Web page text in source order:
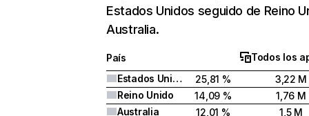
Estados Unidos seguido de Reino
Australia.
País
Todos los
Estados Unidos
25,81 %
3,22 M
Reino Unido
14,09 %
1,76 M
Australia
12,01 %
1,5 M